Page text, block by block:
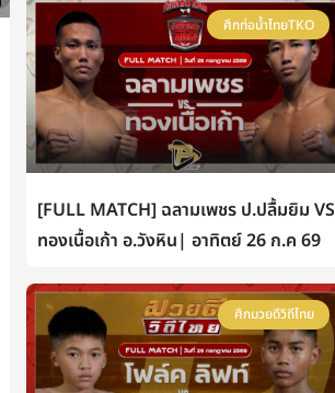
ศึกท่อน้ำไทยTKO
[FULL MATCH] ฉลามเพชร ป.ปลื้มยิม VS
ทองเนื้อเก้า อ.วังหิน| อาทิตย์ 26 ก.ค 69
ศึกมวยดีวิถีไทย